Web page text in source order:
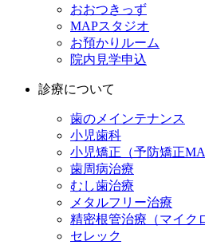
おおつきっず
MAPスタジオ
お預かりルーム
院内見学申込
診療について
歯のメインテナンス
小児歯科
小児矯正（予防矯正
歯周病治療
むし歯治療
メタルフリー治療
精密根管治療（マイク
セレック